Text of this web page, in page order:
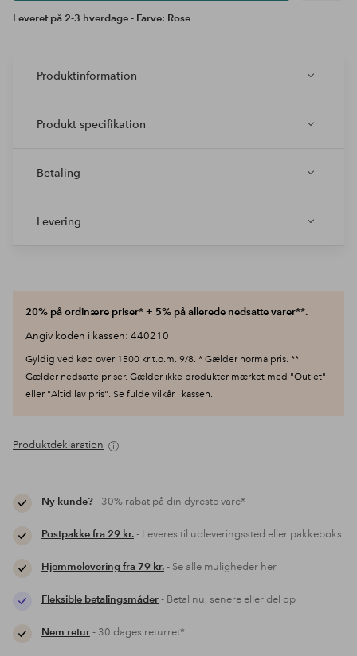
Leveret på 2-3 hverdage - Farve: Rose
Produktinformation
Produkt specifikation
Betaling
Levering
20% på ordinære priser* + 5% på allerede nedsatte varer**.
Angiv koden i kassen: 440210
Gyldig ved køb over 1500 kr t.o.m. 9/8. * Gælder normalpris. **
Gælder nedsatte priser. Gælder ikke produkter mærket med "Outlet"
eller "Altid lav pris". Se fulde vilkår i kassen.
Produktdeklaration
Ny kunde?- 30% rabat på din dyreste vare*
Postpakke fra 29 kr.- Leveres til udleveringssted eller pakkeboks
Hjemmelevering fra 79 kr.- Se alle muligheder her
Fleksible betalingsmåder- Betal nu, senere eller del op
Nem retur- 30 dages returret*